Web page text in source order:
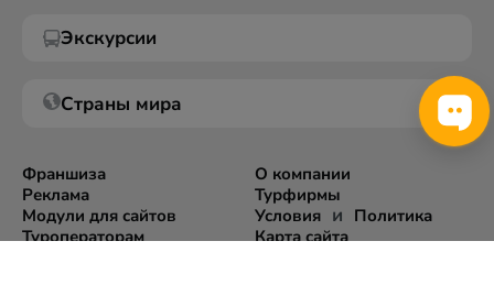
Экскурсии
Страны мира
Франшиза
Реклама
Модули для сайтов
Туроператорам
О компании
Турфирмы
Условияи Политика
Карта сайта